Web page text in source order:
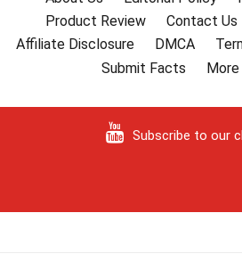
Product Review
Contact Us
Affiliate Disclosure
DMCA
Submit Facts
Subscribe to our